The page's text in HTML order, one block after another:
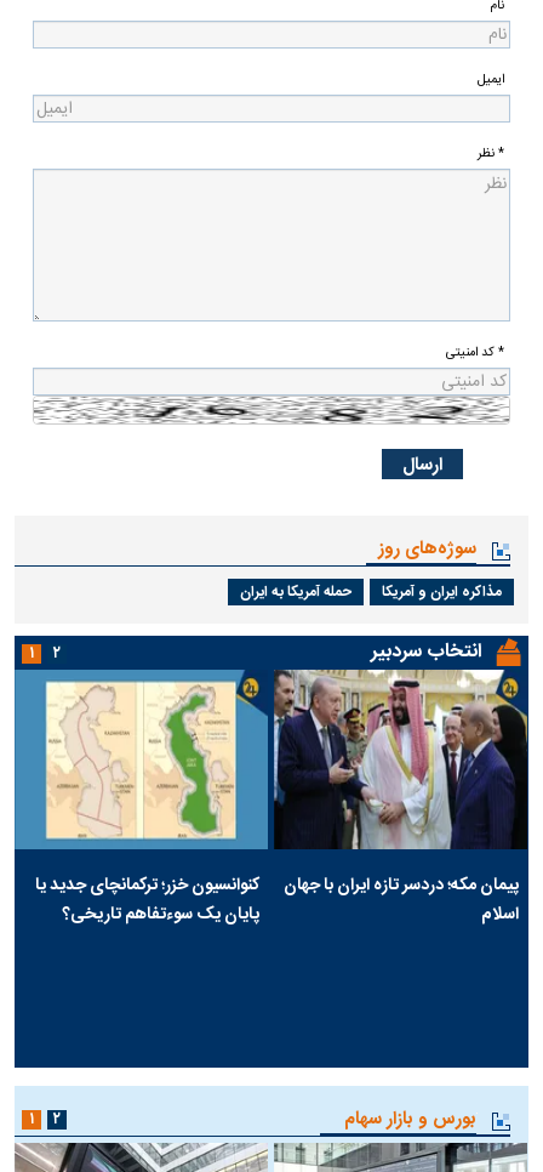
نام
ایمیل
* نظر
* کد امنیتی
سوژه‌های روز
مذاکره ایران و آمریکا حمله آمریکا به ایران
انتخاب سردبیر
پیمان مکه؛ دردسر تازه ایران با جهان
اسلام
کنوانسیون خزر؛ ترکمانچای جدید یا
پایان یک سوءتفاهم تاریخی؟
۱ ۲
بورس و بازار سهام ۱ ۲